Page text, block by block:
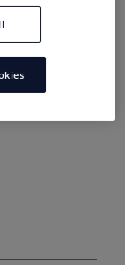
きるコ
記事